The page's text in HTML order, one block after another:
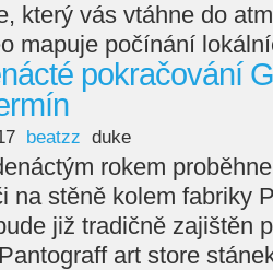
který vás vtáhne do
mapuje počínání
pokračování
beatzz duke
rokem
na stěně kolem fabriky
již tradičně zajištěn
art store